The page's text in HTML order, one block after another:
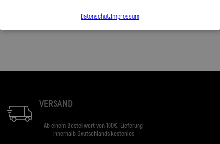
Anzeigen pro Seite
VERSAND
Ab einem Bestellwert von 100€. Lieferung
innerhalb Deutschlands kostenlos
DatenschutzImpressum